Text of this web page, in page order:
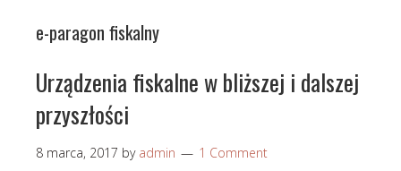
e-paragon fiskalny
Urządzenia fiskalne w bliższej i dalszej
przyszłości
8 marca, 2017 by admin 1 Comment